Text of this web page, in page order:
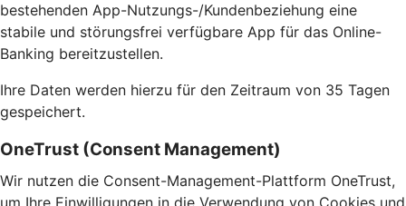
bestehenden App-Nutzungs-/Kundenbeziehung eine
stabile und störungsfrei verfügbare App für das Online-
Banking bereitzustellen.
Ihre Daten werden hierzu für den Zeitraum von 35 Tagen
gespeichert.
OneTrust (Consent Management)
Wir nutzen die Consent-Management-Plattform OneTrust,
um Ihre Einwilligungen in die Verwendung von Cookies und